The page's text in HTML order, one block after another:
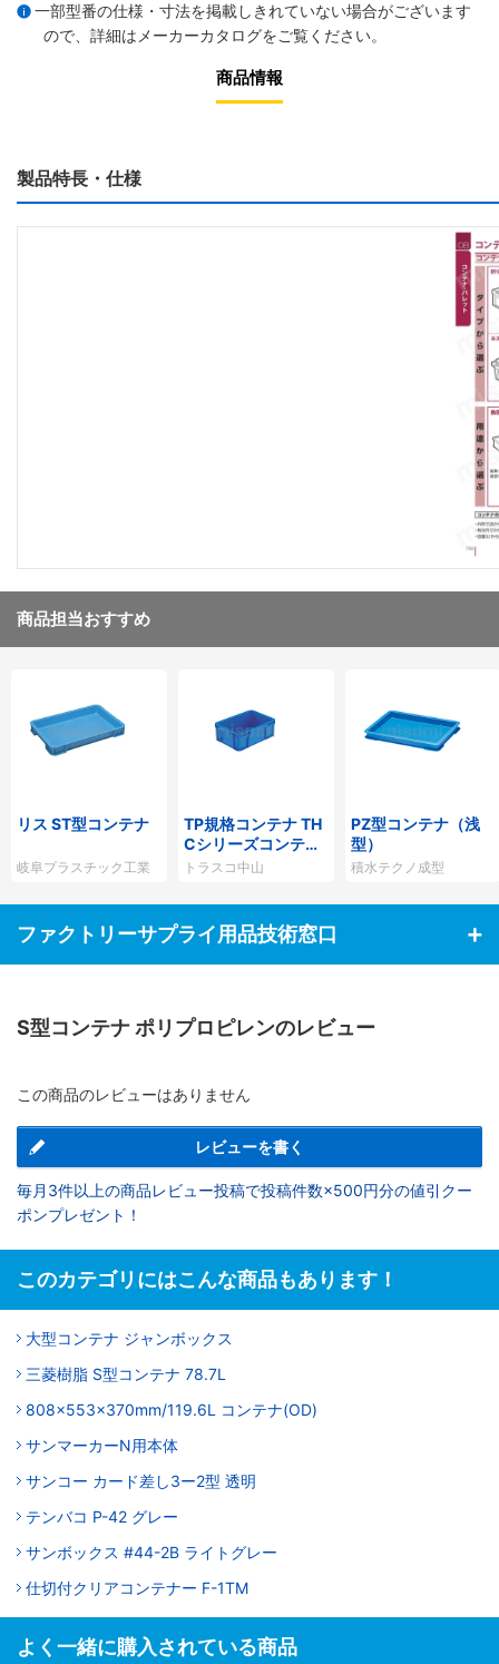
一部型番の仕様・寸法を掲載しきれていない場合がございます
ので、詳細は メーカーカタログをご覧ください。
商品情報
製品特長・仕様
商品担当おすすめ
リス ST型コンテナ
岐阜プラスチック工業
TP規格コンテナ TH
Cシリーズコンテナ
（Aタイプ）
トラスコ中山
PZ型コンテナ（浅
型）
積水テクノ成型
ファクトリーサプライ用品技術窓口
S型コンテナ ポリプロピレンのレビュー
この商品のレビューはありません
レビューを書く
毎月3件以上の商品レビュー投稿で投稿件数×500円分の値引クー
ポンプレゼント！
このカテゴリにはこんな商品もあります！
大型コンテナ ジャンボックス
三菱樹脂 S型コンテナ 78.7L
808x553x370mm/119.6L コンテナ(OD)
サンマーカーN用本体
サンコー カード差し3ー2型 透明
テンバコ P-42 グレー
サンボックス #44-2B ライトグレー
仕切付クリアコンテナー F-1TM
よく一緒に購入されている商品